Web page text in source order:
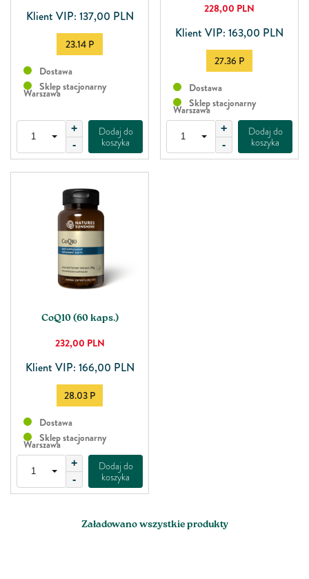
Klient VIP: 137,00 PLN
23.14 P
Dostawa
Sklep stacjonarny
Warszawa
+
-
Dodaj do
koszyka
228,00 PLN
Klient VIP: 163,00 PLN
27.36 P
Dostawa
Sklep stacjonarny
Warszawa
+
-
Dodaj do
koszyka
CoQ10 (60 kaps.)
232,00 PLN
Klient VIP: 166,00 PLN
28.03 P
Dostawa
Sklep stacjonarny
Warszawa
+
-
Dodaj do
koszyka
Załadowano wszystkie produkty